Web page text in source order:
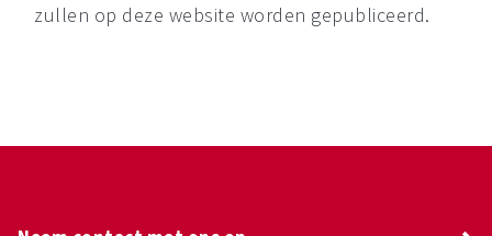
zullen op deze website worden gepubliceerd.